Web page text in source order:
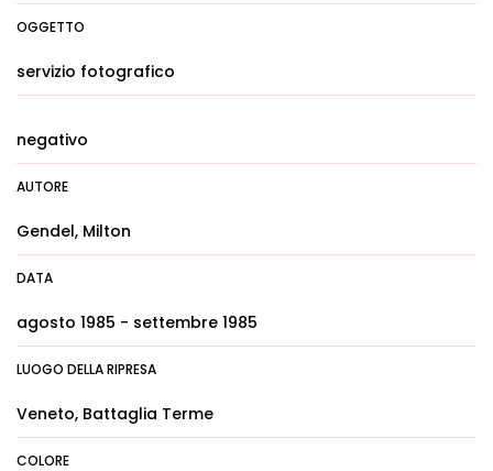
OGGETTO
servizio fotografico
negativo
AUTORE
Gendel, Milton
DATA
agosto 1985 - settembre 1985
LUOGO DELLA RIPRESA
Veneto, Battaglia Terme
COLORE